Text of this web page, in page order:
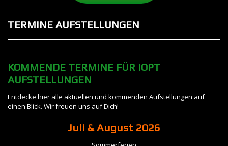
TERMINE AUFSTELLUNGEN
KOMMENDE TERMINE FÜR IOPT
AUFSTELLUNGEN
Entdecke hier alle aktuellen und kommenden Aufstellungen auf
einen Blick. Wir freuen uns auf Dich!
Juli & August 2026